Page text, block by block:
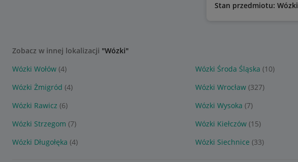
Stan przedmiotu: Wózki
Zobacz w innej lokalizacji "Wózki"
Wózki Wołów (4) Wózki Środa Śląska (10)
Wózki Żmigród (4) Wózki Wrocław (327)
Wózki Rawicz (6) Wózki Wysoka (7)
Wózki Strzegom (7) Wózki Kiełczów (15)
Wózki Długołęka (4) Wózki Siechnice (33)